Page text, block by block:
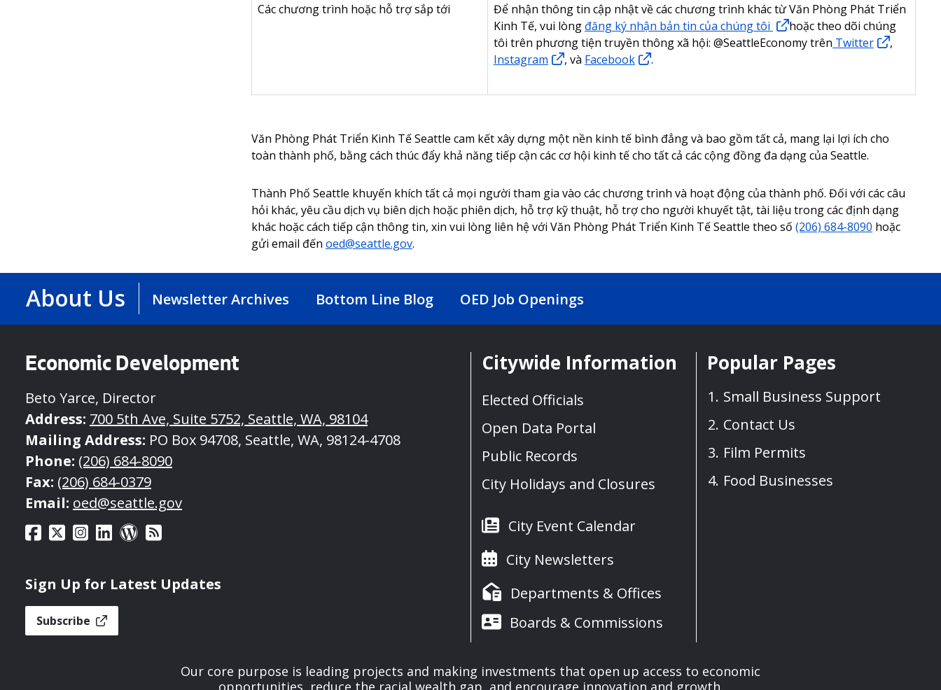
Các chương trình hoặc hỗ trợ sắp tới
Để nhận thông tin cập nhật về các chương trình khác từ Văn Phòng Phát Triển
Kinh Tế, vui lòng đăng ký nhận bản tin của chúng tôi
hoặc theo dõi chúng
tôi trên phương tiện truyền thông xã hội: @SeattleEconomy trên Twitter
,
Instagram
, và Facebook .
Văn Phòng Phát Triển Kinh Tế Seattle cam kết xây dựng một nền kinh tế bình đẳng và bao gồm tất cả, mang lại lợi ích cho
toàn thành phố, bằng cách thúc đẩy khả năng tiếp cận các cơ hội kinh tế cho tất cả các cộng đồng đa dạng của Seattle.
Thành Phố Seattle khuyến khích tất cả mọi người tham gia vào các chương trình và hoạt động của thành phố. Đối với các câu
hỏi khác, yêu cầu dịch vụ biên dịch hoặc phiên dịch, hỗ trợ kỹ thuật, hỗ trợ cho người khuyết tật, tài liệu trong các định dạng
khác hoặc cách tiếp cận thông tin, xin vui lòng liên hệ với Văn Phòng Phát Triển Kinh Tế Seattle theo số (206) 684-8090 hoặc
gửi email đến oed@seattle.gov.
About Us Newsletter Archives Bottom Line Blog OED Job Openings
Economic Development
Beto Yarce, Director
Address: 700 5th Ave, Suite 5752, Seattle, WA, 98104
Mailing Address: PO Box 94708, Seattle, WA, 98124-4708
Phone: (206) 684-8090
Fax: (206) 684-0379
Email: oed@seattle.gov
Sign Up for Latest Updates
Subscribe
Citywide Information
Elected Officials
Open Data Portal
Public Records
City Holidays and Closures
City Event Calendar
City Newsletters
Departments & Offices
Boards & Commissions
Popular Pages
Small Business Support
Contact Us
Film Permits
Food Businesses
Our core purpose is leading projects and making investments that open up access to economic